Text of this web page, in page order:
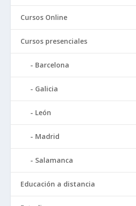
Cursos Online
Cursos presenciales
Barcelona
Galicia
León
Madrid
Salamanca
Educación a distancia